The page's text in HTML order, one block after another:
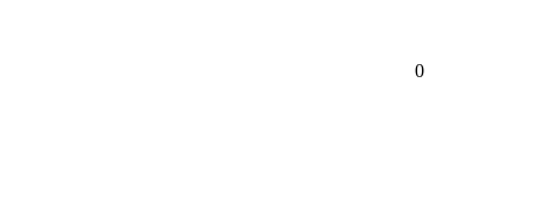
0